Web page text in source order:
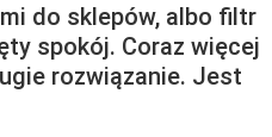
do sklepów, albo filtr
spokój. Coraz więcej
rozwiązanie. Jest